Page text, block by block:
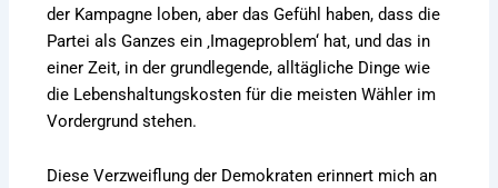
der Kampagne loben, aber das Gefühl haben, dass die
Partei als Ganzes ein ‚Imageproblem‘ hat, und das in
einer Zeit, in der grundlegende, alltägliche Dinge wie
die Lebenshaltungskosten für die meisten Wähler im
Vordergrund stehen.
Diese Verzweiflung der Demokraten erinnert mich an